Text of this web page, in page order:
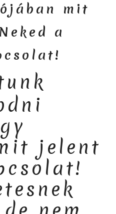
mit
a
jelent